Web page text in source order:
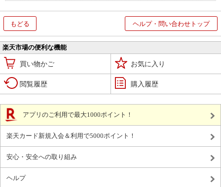
もどる ヘルプ・問い合わせトップ
楽天市場の便利な機能
買い物かご お気に入り
閲覧履歴 購入履歴
アプリのご利用で最大1000ポイント！
楽天カード新規入会＆利用で5000ポイント！
安心・安全への取り組み
ヘルプ